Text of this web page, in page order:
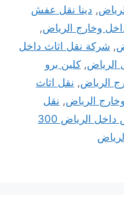
, دينا نقل عفش
وخارج الرياض,
, شركة نقل اثاث داخل
, كلين برو
الرياض, نقل اثاث
الرياض, نقل
نقل عفش داخل الرياض 300